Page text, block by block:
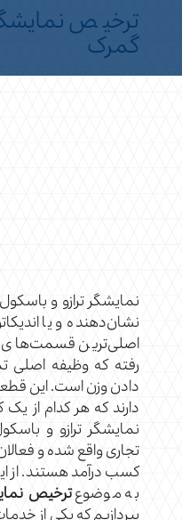
ترخیص
گمرک
نمایشگر ترازو و
نشان‌دهنده و یا
اصلی‌ترین قسمت‌های
رفته که وظیفه اصلی
دادن وزن است. این
دارند که هر کدام از
نمایشگر ترازو و
تجاری واقع شده و
کسب درآمد هستند. از
به موضوعترخیص